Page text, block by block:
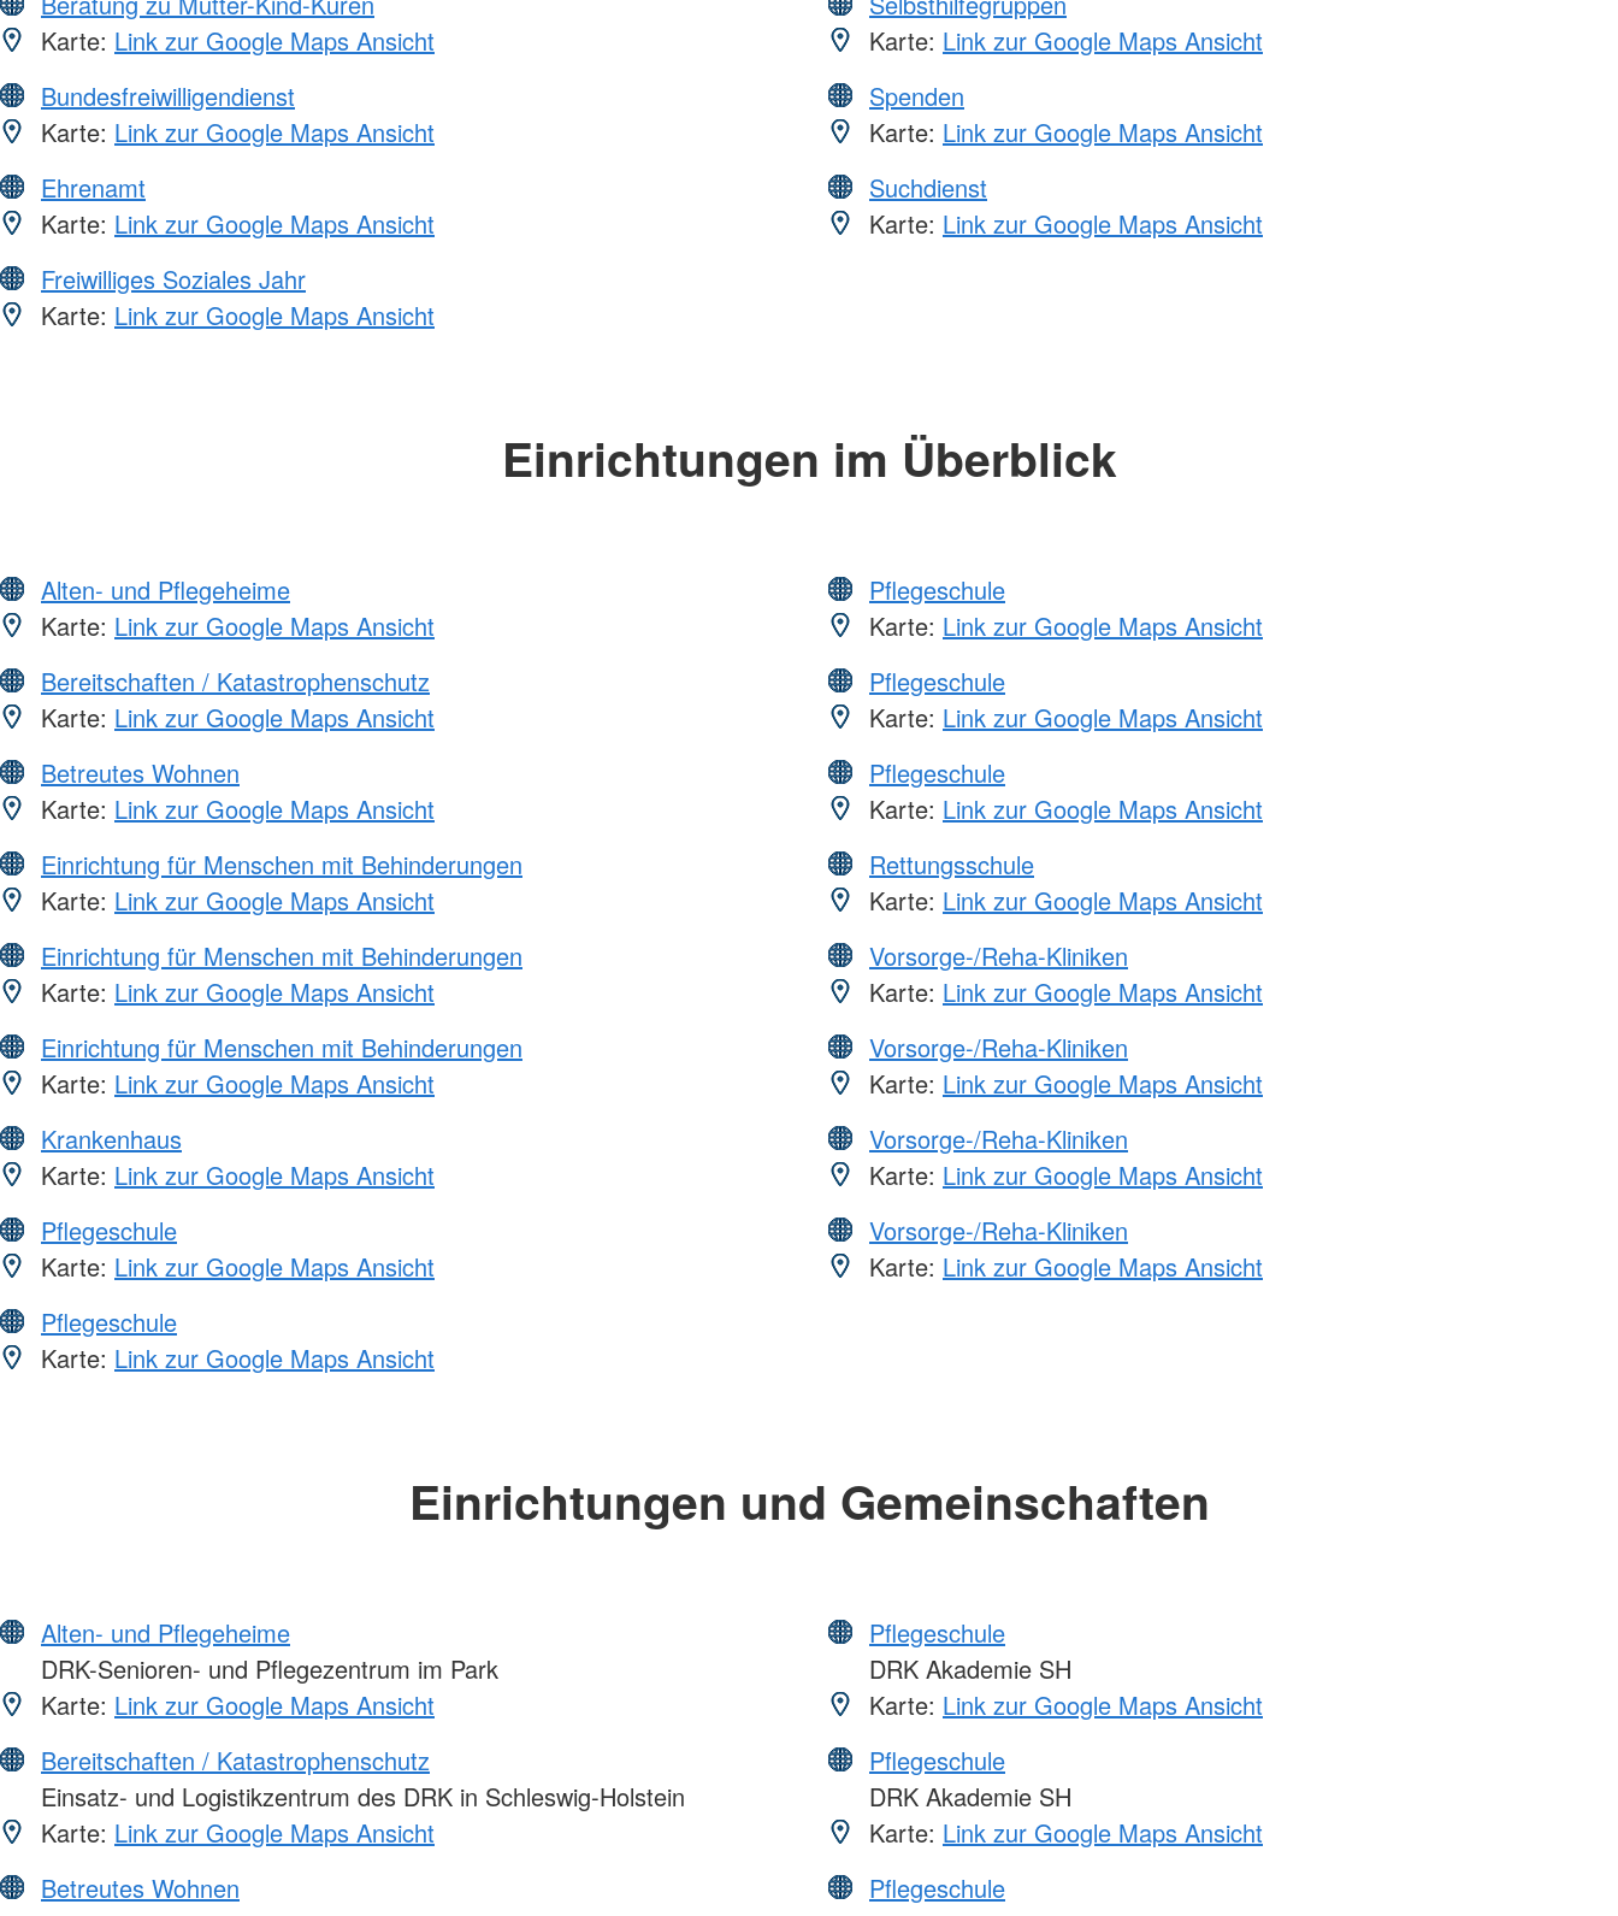
Karte: Link zur Google Maps Ansicht
Bundesfreiwilligendienst
Karte: Link zur Google Maps Ansicht
Ehrenamt
Karte: Link zur Google Maps Ansicht
Freiwilliges Soziales Jahr
Karte: Link zur Google Maps Ansicht
Karte: Link zur Google Maps Ansicht
Spenden
Karte: Link zur Google Maps Ansicht
Suchdienst
Karte: Link zur Google Maps Ansicht
Einrichtungen im Überblick
Alten- und Pflegeheime
Karte: Link zur Google Maps Ansicht
Bereitschaften / Katastrophenschutz
Karte: Link zur Google Maps Ansicht
Betreutes Wohnen
Karte: Link zur Google Maps Ansicht
Einrichtung für Menschen mit Behinderungen
Karte: Link zur Google Maps Ansicht
Einrichtung für Menschen mit Behinderungen
Karte: Link zur Google Maps Ansicht
Einrichtung für Menschen mit Behinderungen
Karte: Link zur Google Maps Ansicht
Krankenhaus
Karte: Link zur Google Maps Ansicht
Pflegeschule
Karte: Link zur Google Maps Ansicht
Pflegeschule
Karte: Link zur Google Maps Ansicht
Pflegeschule
Karte: Link zur Google Maps Ansicht
Pflegeschule
Karte: Link zur Google Maps Ansicht
Pflegeschule
Karte: Link zur Google Maps Ansicht
Rettungsschule
Karte: Link zur Google Maps Ansicht
Vorsorge-/Reha-Kliniken
Karte: Link zur Google Maps Ansicht
Vorsorge-/Reha-Kliniken
Karte: Link zur Google Maps Ansicht
Vorsorge-/Reha-Kliniken
Karte: Link zur Google Maps Ansicht
Vorsorge-/Reha-Kliniken
Karte: Link zur Google Maps Ansicht
Einrichtungen und Gemeinschaften
Alten- und Pflegeheime
DRK-Senioren- und Pflegezentrum im Park
Karte: Link zur Google Maps Ansicht
Bereitschaften / Katastrophenschutz
Einsatz- und Logistikzentrum des DRK in Schleswig-Holstein
Karte: Link zur Google Maps Ansicht
Betreutes Wohnen
Pflegeschule
DRK Akademie SH
Karte: Link zur Google Maps Ansicht
Pflegeschule
DRK Akademie SH
Karte: Link zur Google Maps Ansicht
Pflegeschule